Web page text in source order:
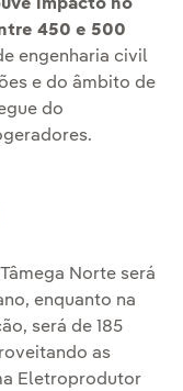
impacto no
450 e 500
engenharia civil
e do âmbito de
do
Norte será
enquanto na
será de 185
as
Eletroprodutor